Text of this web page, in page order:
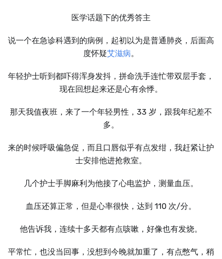
医学话题下的优秀答主
说一个在急诊科遇到的病例，起初以为是普通肺炎，后面高
度怀疑艾滋病。
年轻护士听到都吓得浑身发抖，拼命洗手连忙带双层手套，
现在回想起来还是心有余悸。
那天我值夜班，来了一个年轻男性，33 岁，跟我年纪差不
多。
来的时候呼吸偏急促，而且口唇似乎有点发绀，我赶紧让护
士安排他进抢救室。
几个护士手脚麻利为他接了心电监护，测量血压。
血压还算正常，但是心率很快，达到 110 次/分。
他告诉我，连续十多天都有点咳嗽，好像也有发烧。
平常忙，也没当回事，没想到今晚就加重了，有点憋气，稍